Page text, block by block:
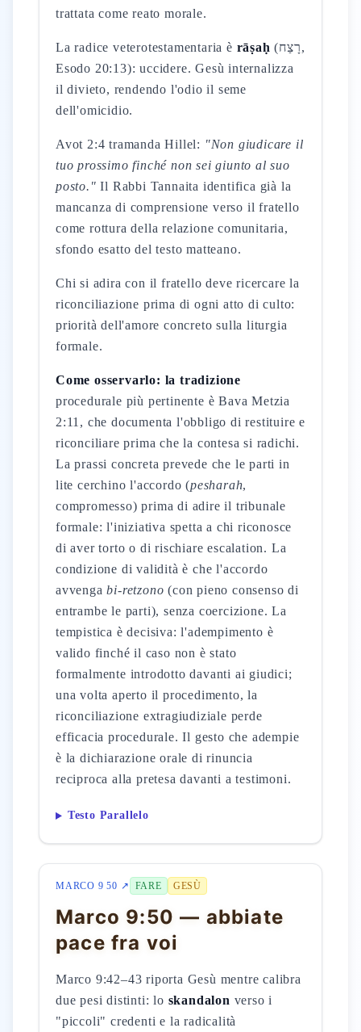
trattata come reato morale.
La radice veterotestamentaria è rāṣaḥ (רָצַח,
Esodo 20:13): uccidere. Gesù internalizza
il divieto, rendendo l'odio il seme
dell'omicidio.
Avot 2:4 tramanda Hillel: "Non giudicare il
tuo prossimo finché non sei giunto al suo
posto." Il Rabbi Tannaita identifica già la
mancanza di comprensione verso il fratello
come rottura della relazione comunitaria,
sfondo esatto del testo matteano.
Chi si adira con il fratello deve ricercare la
riconciliazione prima di ogni atto di culto:
priorità dell'amore concreto sulla liturgia
formale.
Come osservarlo: la tradizione
procedurale più pertinente è Bava Metzia
2:11, che documenta l'obbligo di restituire e
riconciliare prima che la contesa si radichi.
La prassi concreta prevede che le parti in
lite cerchino l'accordo (pesharah,
compromesso) prima di adire il tribunale
formale: l'iniziativa spetta a chi riconosce
di aver torto o di rischiare escalation. La
condizione di validità è che l'accordo
avvengabi-retzono (con pieno consenso di
entrambe le parti), senza coercizione. La
tempistica è decisiva: l'adempimento è
valido finché il caso non è stato
formalmente introdotto davanti ai giudici;
una volta aperto il procedimento, la
riconciliazione extragiudiziale perde
efficacia procedurale. Il gesto che adempie
è la dichiarazione orale di rinuncia
reciproca alla pretesa davanti a testimoni.
Testo Parallelo
MARCO 9 50 ↗ FARE GESÙ
Marco 9:50 — abbiate
pace fra voi
Marco 9:42–43 riporta Gesù mentre calibra
due pesi distinti: lo skandalon verso i
"piccoli" credenti e la radicalità